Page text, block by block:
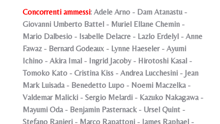
Concorrenti ammessi: Adele Arno - Dam Atanastu -
Giovanni Umberto Battel - Muriel Ellane Chemin -
Mario Dalbesio - Isabelle Delacre - Lazlo Erdelyl - Anne
Fawaz - Bernard Godeaux - Lynne Haeseler - Ayumi
Ichino - Akira Imal - Ingrid Jacoby - Hirotoshi Kasal -
Tomoko Kato - Cristina Kiss - Andrea Lucchesini - Jean
Mark Luisada - Benedetto Lupo - Noemi Maczelka -
Valdemar Malicki - Sergio Melardi - Kazuko Nakagawa -
Mayumi Oda - Benjamin Pasternack - Ursel Quint -
Stefano Ranieri - Marco Rapattoni - James Raphael -